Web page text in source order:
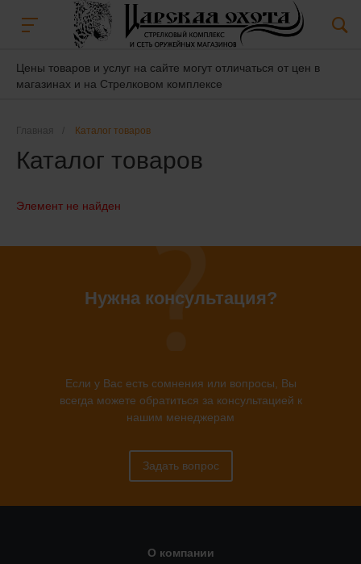
Цены товаров и услуг на сайте могут отличаться от цен в
магазинах и на Стрелковом комплексе
Главная Каталог товаров
Каталог товаров
Элемент не найден
Нужна консультация?
Если у Вас есть сомнения или вопросы, Вы
всегда можете обратиться за консультацией к
нашим менеджерам
Задать вопрос
О компании